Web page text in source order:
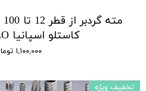
کاستلو اسپانیا CASTILLO
۱,۱۰۰,۰۰۰ تومان
تخفیف ویژه